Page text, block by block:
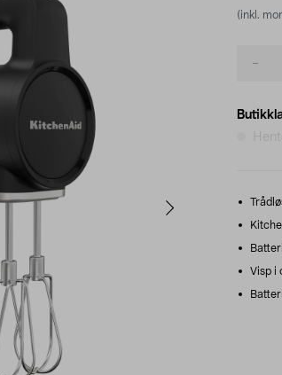
(inkl.
Visp i